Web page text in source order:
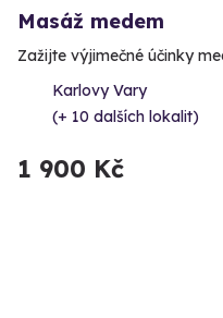
Masáž medem
Zažijte výjimečné účinky
Karlovy Vary
(+ 10 dalších lokalit)
1 900 Kč